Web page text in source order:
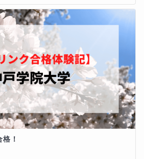
たのかなとも思います。
、いいこともあるんだなと…
けたいという気持ちは、このよ
るものが大きいです。
、それを乗り越えた私ならでは
かと思います。
態から、完全独学でたったの3～
立大学へと、あきらめずに合格で
を生徒さんたちに伝授し、助け
望
望　（変更科目名： 　　→
も希望
！